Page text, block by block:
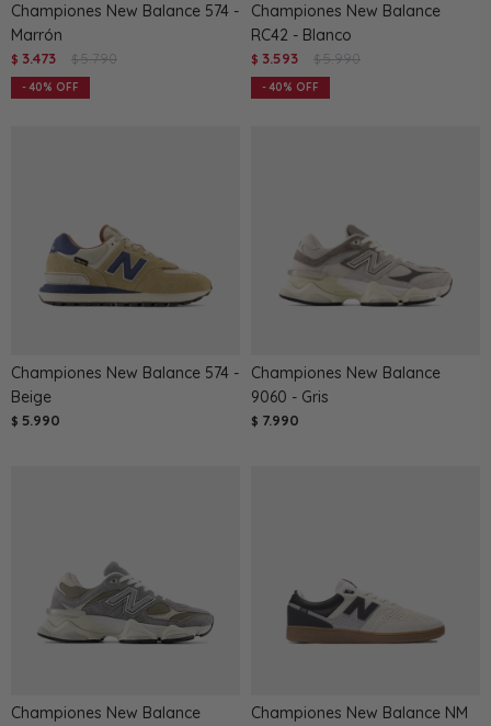
Championes New Balance 574 -
Marrón
$ 3.473 $ 5.790
40
Championes New Balance
RC42 - Blanco
$ 3.593 $ 5.990
40
Championes New Balance 574 -
Beige
$ 5.990
Championes New Balance
9060 - Gris
$ 7.990
Championes New Balance
Championes New Balance NM